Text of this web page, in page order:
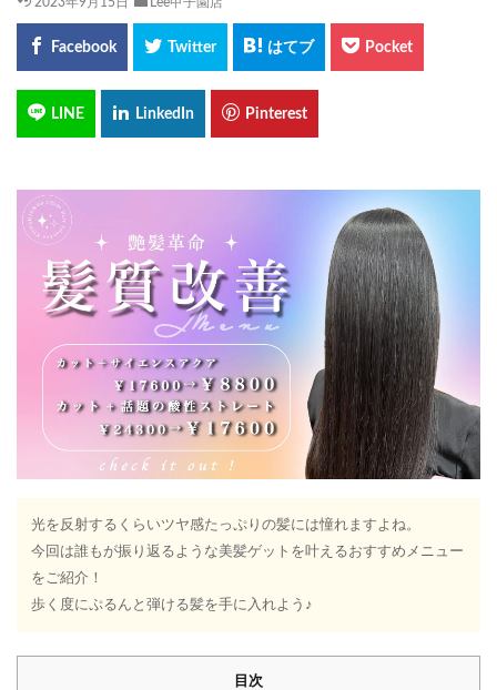
光を反射するくらいツヤ感たっぷりの髪には憧れますよね。
今回は誰もが振り返るような美髪ゲットを叶えるおすすめメニュー
をご紹介！
歩く度にぷるんと弾ける髪を手に入れよう♪
目次